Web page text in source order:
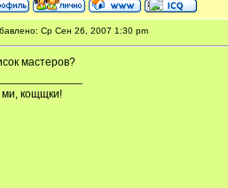
Ср Сен 26, 2007 1:30 pm
мастеров?
ми, кощщки!